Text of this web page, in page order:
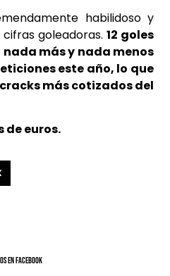
habilidoso y
goleadoras. 12 goles
nada más y nada menos
este año, lo que
más cotizados del
de euros.
EN FACEBOOK